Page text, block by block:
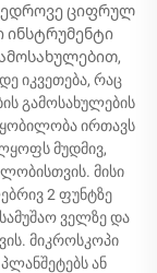
ციფრულ
ინსტრუმენტი
იკვეთება, რაც
გამოსახულების
ირთავს
მუდმივ,
მისი
2 ფუნტზე
ველზე და
მიკროსკოპი
ან